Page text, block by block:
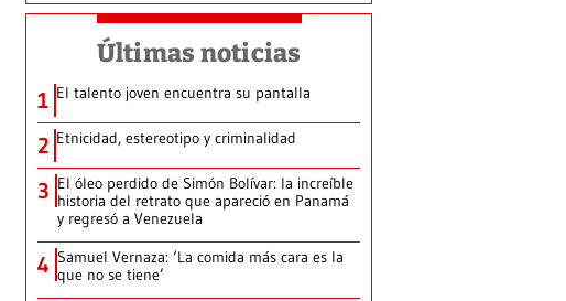
Últimas noticias
1 El talento joven encuentra su pantalla​
2 Etnicidad, estereotipo y criminalidad
3 El óleo perdido de Simón Bolívar: la increíble
historia del retrato que apareció en Panamá
y regresó a Venezuela
4 Samuel Vernaza: ‘La comida más cara es la
que no se tiene’